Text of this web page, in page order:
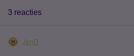
3 reacties
JanD